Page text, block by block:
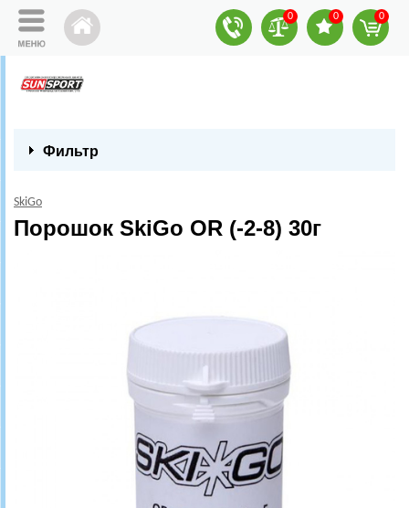
0 0 0
Фильтр
SkiGo
Порошок SkiGo OR (-2-8) 30г